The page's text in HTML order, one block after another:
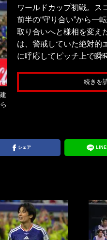
ワールドカップ初戦。ス
前半の“守り合い”から一
取り合いへと様相を変え
は、警戒していた絶対的
に呼応してピッチ上で瞬
続きを
シェア